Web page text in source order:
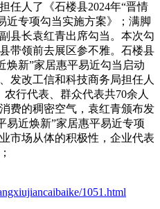
人了《石楼县2024年“晋情
近专项勾当实施方案》；满脚
县长袁红青出席勾当。本次勾
带领前去展区参不雅。石楼县
焕新”家居惠平易近勾当启动
发改工信和科技商务局担任人
行代表、群众代表共70余人
费的稠密空气，袁红青颁布发
易近焕新”家居惠平易近专项
市场从体的积极性，企业代表
1051.html